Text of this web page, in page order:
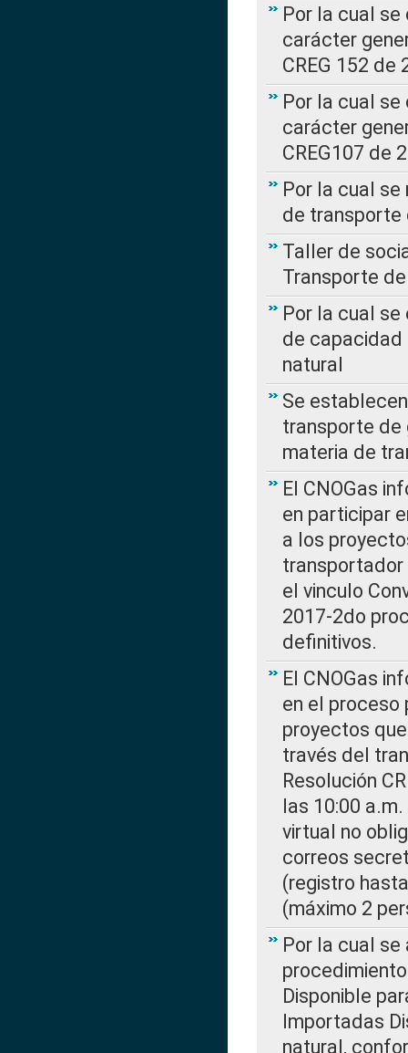
Por la cual
carácter
CREG 152 de
Por la cual
carácter
CREG107 de
Por la cual
de transporte
Taller de
Transporte
Por la cual
de capacidad
natural
Se
transporte de
materia de
El CNOGas
en participar
a los
transportador
el vinculo
2017-2do
definitivos.
El CNOGas
en el proceso
proyectos
través del
Resolución
las 10:00
virtual no
correos
(registro
(máximo 2
Por la cual
Disponible
Importadas
natural,